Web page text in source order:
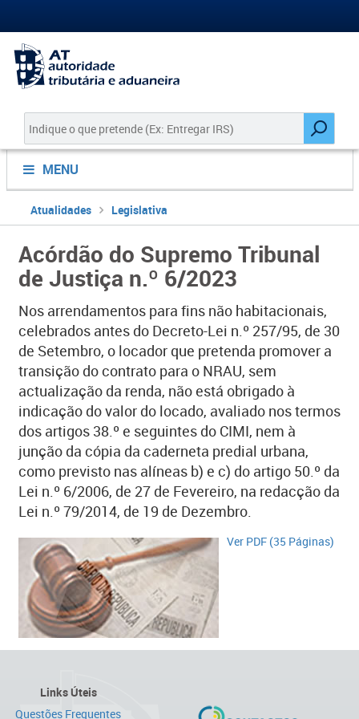
MENU
Atualidades Legislativa
Acórdão do Supremo Tribunal
de Justiça n.º 6/2023
Nos arrendamentos para fins não habitacionais,
celebrados antes do Decreto-Lei n.º 257/95, de 30
de Setembro, o locador que pretenda promover a
transição do contrato para o NRAU, sem
actualização da renda, não está obrigado à
indicação do valor do locado, avaliado nos termos
dos artigos 38.º e seguintes do CIMI, nem à
junção da cópia da caderneta predial urbana,
como previsto nas alíneas b) e c) do artigo 50.º da
Lei n.º 6/2006, de 27 de Fevereiro, na redacção da
Lei n.º 79/2014, de 19 de Dezembro.
Ver PDF (35 Páginas)
Links Úteis
Questões Frequentes